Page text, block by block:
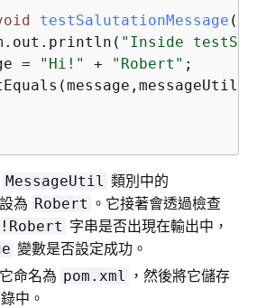
testSalutationMessage ()
"Inside
=
"Hi!" + "Robert" ;
MessageUtil 類別中的
為 Robert 。它接著會透過檢查
字串是否出現在輸出中，
變數是否設定成功。
命名為 pom.xml
，然後將它儲存
中。